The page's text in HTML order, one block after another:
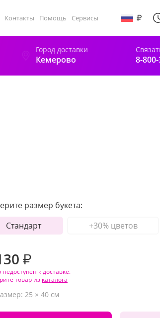
Контакты Помощь Сервисы
Город доставки
Кемерово 8-
размер букета:
Стандарт
+30% цветов
₽
недоступен к доставке.
товар из каталога
25 × 40 см